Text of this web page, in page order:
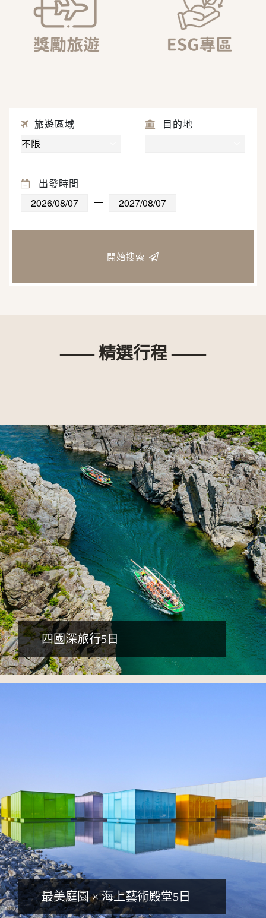
旅遊區域 目的地
出發時間
開始搜索
—— 精選行程 ——
四國深旅行5日
詳細行程
最美庭園 × 海上藝術殿堂5日